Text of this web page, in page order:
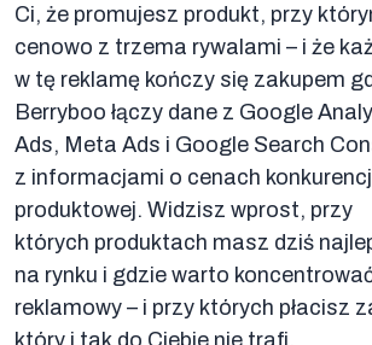
Ci, że promujesz produkt, przy
cenowo z trzema rywalami – i że
w tę reklamę kończy się zakupem
Berryboo łączy dane z Google
Ads, Meta Ads i Google Search
z informacjami o cenach
produktowej. Widzisz wprost, przy
których produktach masz dziś
na rynku i gdzie warto
reklamowy – i przy których płacisz
który i tak do Ciebie nie trafi.